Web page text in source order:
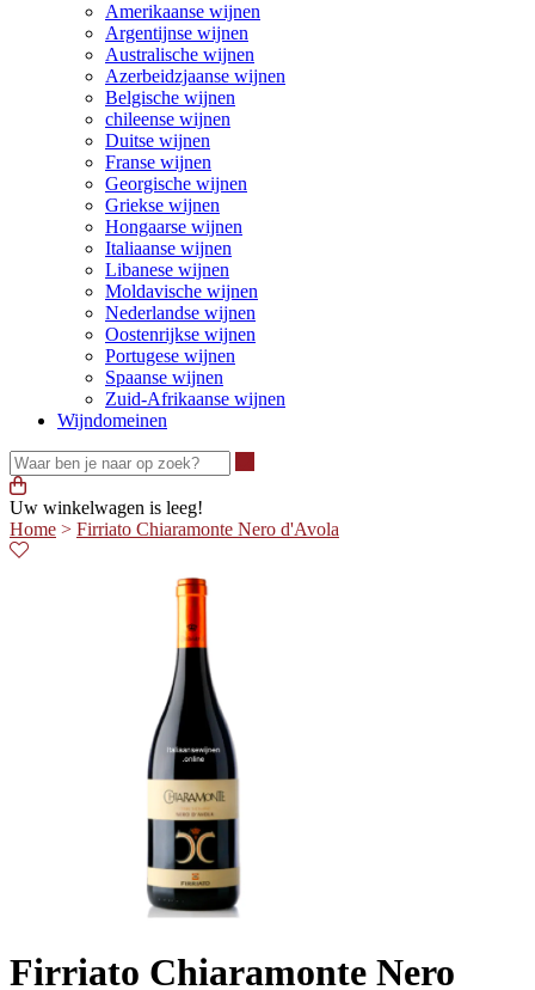
Amerikaanse wijnen
Argentijnse wijnen
Australische wijnen
Azerbeidzjaanse wijnen
Belgische wijnen
chileense wijnen
Duitse wijnen
Franse wijnen
Georgische wijnen
Griekse wijnen
Hongaarse wijnen
Italiaanse wijnen
Libanese wijnen
Moldavische wijnen
Nederlandse wijnen
Oostenrijkse wijnen
Portugese wijnen
Spaanse wijnen
Zuid-Afrikaanse wijnen
Wijndomeinen
Uw winkelwagen is leeg!
Home > Firriato Chiaramonte Nero d'Avola
Firriato Chiaramonte Nero